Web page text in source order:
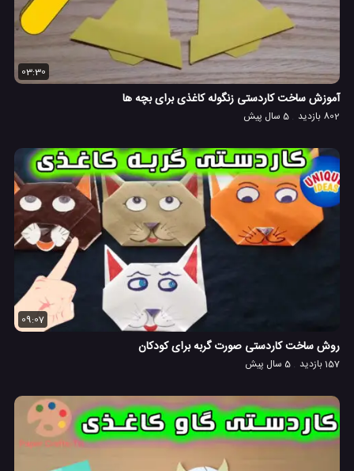
03:30
آموزش ساخت کاردستی زنگوله کاغذی برای بچه ها
802 بازدید 5 سال پیش
09:07
روش ساخت کاردستی صورت گربه برای کودکان
157 بازدید 5 سال پیش